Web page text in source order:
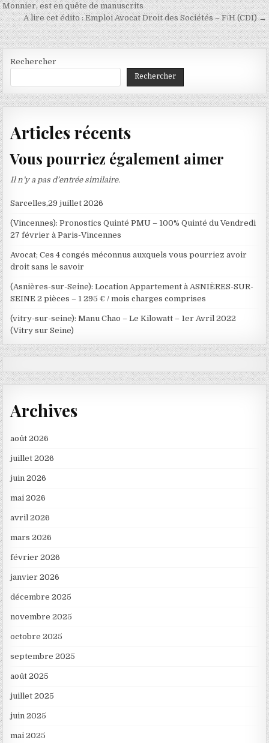
de
l’article
Monnier, est en quête de manuscrits
A lire cet édito : Emploi Avocat Droit des Sociétés – F/H (CDI) →
Rechercher
Rechercher
Articles récents
Vous pourriez également aimer
Il n’y a pas d’entrée similaire.
Sarcelles,29 juillet 2026
(Vincennes): Pronostics Quinté PMU – 100% Quinté du Vendredi
27 février à Paris-Vincennes
Avocat; Ces 4 congés méconnus auxquels vous pourriez avoir
droit sans le savoir
(Asnières-sur-Seine): Location Appartement à ASNIÈRES-SUR-
SEINE 2 pièces – 1 295 € / mois charges comprises
(vitry-sur-seine): Manu Chao – Le Kilowatt – 1er Avril 2022
(Vitry sur Seine)
Archives
août 2026
juillet 2026
juin 2026
mai 2026
avril 2026
mars 2026
février 2026
janvier 2026
décembre 2025
novembre 2025
octobre 2025
septembre 2025
août 2025
juillet 2025
juin 2025
mai 2025